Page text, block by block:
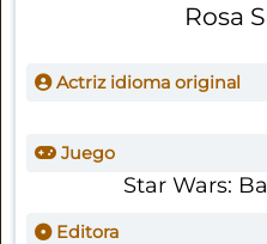
Rosa
Actriz idioma original
Juego
Star Wars:
Editora